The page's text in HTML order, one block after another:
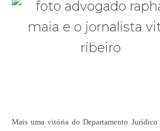
Mais uma vitória do Departamento